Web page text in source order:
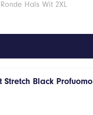
Hals Wit 2XL
Stretch Black Profuomo